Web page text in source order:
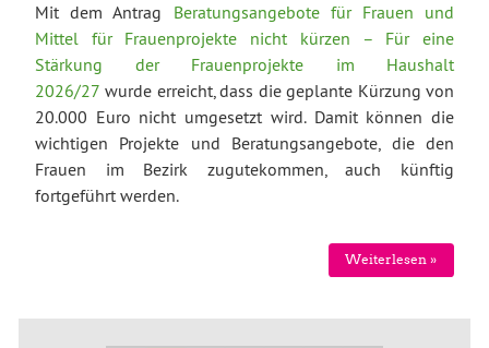
Mit dem Antrag Beratungsangebote für Frauen und
Mittel für Frauenprojekte nicht kürzen – Für eine
Stärkung der Frauenprojekte im Haushalt
2026/27 wurde erreicht, dass die geplante Kürzung von
20.000 Euro nicht umgesetzt wird. Damit können die
wichtigen Projekte und Beratungsangebote, die den
Frauen im Bezirk zugutekommen, auch künftig
fortgeführt werden.
Weiterlesen »